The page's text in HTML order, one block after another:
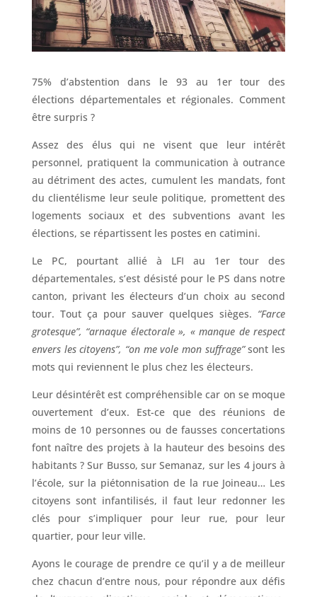
75% d’abstention dans le 93 au 1er tour des
élections départementales et régionales. Comment
être surpris ?
Assez des élus qui ne visent que leur intérêt
personnel, pratiquent la communication à outrance
au détriment des actes, cumulent les mandats, font
du clientélisme leur seule politique, promettent des
logements sociaux et des subventions avant les
élections, se répartissent les postes en catimini.
Le PC, pourtant allié à LFI au 1er tour des
départementales, s’est désisté pour le PS dans notre
canton, privant les électeurs d’un choix au second
tour. Tout ça pour sauver quelques sièges. “Farce
grotesque”, “arnaque électorale », « manque de respect
envers les citoyens”, “on me vole mon suffrage”sont les
mots qui reviennent le plus chez les électeurs.
Leur désintérêt est compréhensible car on se moque
ouvertement d’eux. Est-ce que des réunions de
moins de 10 personnes ou de fausses concertations
font naître des projets à la hauteur des besoins des
habitants ? Sur Busso, sur Semanaz, sur les 4 jours à
l’école, sur la piétonnisation de la rue Joineau… Les
citoyens sont infantilisés, il faut leur redonner les
clés pour s’impliquer pour leur rue, pour leur
quartier, pour leur ville.
Ayons le courage de prendre ce qu’il y a de meilleur
chez chacun d’entre nous, pour répondre aux défis